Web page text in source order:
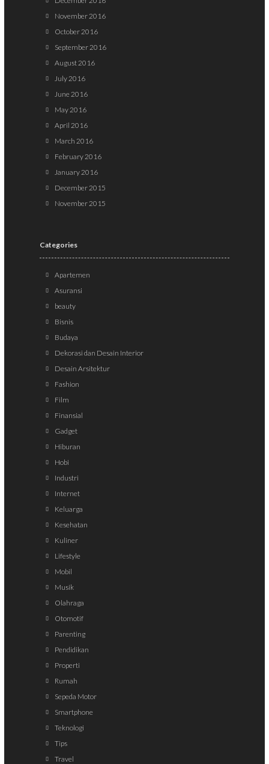
November 2016
October 2016
September 2016
August 2016
July 2016
June 2016
May 2016
April 2016
March 2016
February 2016
January 2016
December 2015
November 2015
Categories
Apartemen
Asuransi
beauty
Bisnis
Budaya
Dekorasi dan Desain Interior
Desain Arsitektur
Fashion
Film
Finansial
Gadget
Hiburan
Hobi
Industri
Internet
Keluarga
Kesehatan
Kuliner
Lifestyle
Mobil
Musik
Olahraga
Otomotif
Parenting
Pendidikan
Properti
Rumah
Sepeda Motor
Smartphone
Teknologi
Tips
Travel